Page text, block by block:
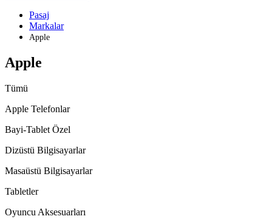
Pasaj
Markalar
Apple
Apple
Tümü
Apple Telefonlar
Bayi-Tablet Özel
Dizüstü Bilgisayarlar
Masaüstü Bilgisayarlar
Tabletler
Oyuncu Aksesuarları